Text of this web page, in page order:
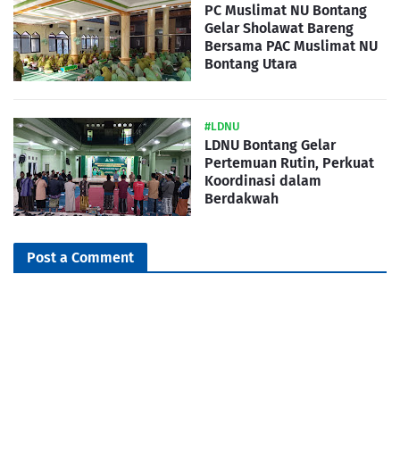
PC Muslimat NU Bontang
Gelar Sholawat Bareng
Bersama PAC Muslimat NU
Bontang Utara
#LDNU
LDNU Bontang Gelar
Pertemuan Rutin, Perkuat
Koordinasi dalam
Berdakwah
Post a Comment